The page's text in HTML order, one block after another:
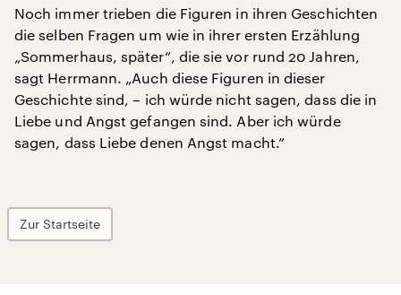
Noch immer trieben die Figuren in ihren Geschichten
die selben Fragen um wie in ihrer ersten Erzählung
„Sommerhaus, später“, die sie vor rund 20 Jahren,
sagt Herrmann. „Auch diese Figuren in dieser
Geschichte sind, – ich würde nicht sagen, dass die in
Liebe und Angst gefangen sind. Aber ich würde
sagen, dass Liebe denen Angst macht.“
Zur Startseite